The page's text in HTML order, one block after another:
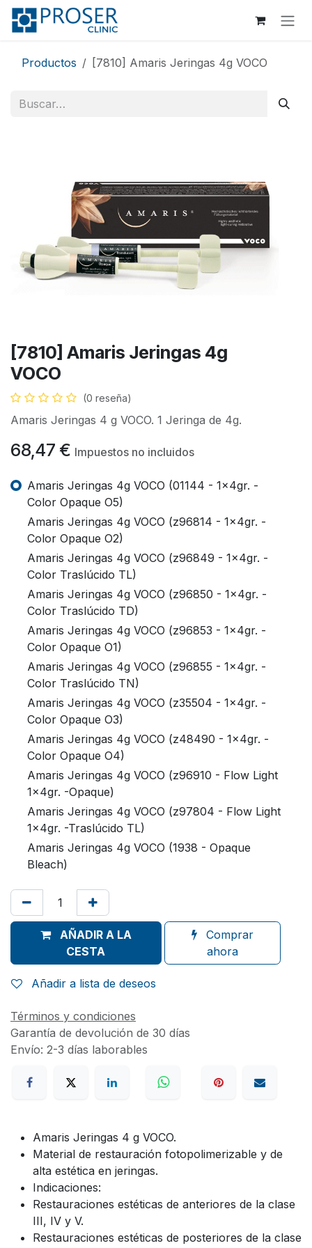
Ir al contenido
Productos [7810] Amaris Jeringas 4g VOCO
[7810] Amaris Jeringas 4g
VOCO
(0 reseña)
Amaris Jeringas 4 g VOCO. 1 Jeringa de 4g.
68,47 € Impuestos no incluidos
Amaris Jeringas 4g VOCO (01144 - 1x4gr. -
Color Opaque O5)
Amaris Jeringas 4g VOCO (z96814 - 1x4gr. -
Color Opaque O2)
Amaris Jeringas 4g VOCO (z96849 - 1x4gr. -
Color Traslúcido TL)
Amaris Jeringas 4g VOCO (z96850 - 1x4gr. -
Color Traslúcido TD)
Amaris Jeringas 4g VOCO (z96853 - 1x4gr. -
Color Opaque O1)
Amaris Jeringas 4g VOCO (z96855 - 1x4gr. -
Color Traslúcido TN)
Amaris Jeringas 4g VOCO (z35504 - 1x4gr. -
Color Opaque O3)
Amaris Jeringas 4g VOCO (z48490 - 1x4gr. -
Color Opaque O4)
Amaris Jeringas 4g VOCO (z96910 - Flow Light
1x4gr. -Opaque)
Amaris Jeringas 4g VOCO (z97804 - Flow Light
1x4gr. -Traslúcido TL)
Amaris Jeringas 4g VOCO (1938 - Opaque
Bleach)
AÑADIR A LA
CESTA
Comprar
ahora
Añadir a lista de deseos
Términos y condiciones
Garantía de devolución de 30 días
Envío: 2-3 días laborables
Amaris Jeringas 4 g VOCO.
Material de restauración fotopolimerizable y de
alta estética en jeringas.
Indicaciones:
Restauraciones estéticas de anteriores de la clase
III, IV y V.
Restauraciones estéticas de posteriores de la clase